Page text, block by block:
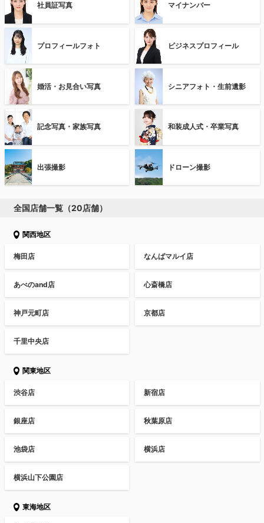
社員証写真 マイナンバー
プロフィールフォト ビジネスプロフィール
婚活・お見合い写真 シニアフォト・生前遺影
記念写真・家族写真 和装成人式・卒業写真
出張撮影 ドローン撮影
全国店舗一覧（20店舗）
関西地区
梅田店 なんばマルイ店
あべのand店 心斎橋店
神戸元町店 京都店
千里中央店
関東地区
渋谷店 新宿店
銀座店 秋葉原店
池袋店 横浜店
横浜山下公園店
東海地区